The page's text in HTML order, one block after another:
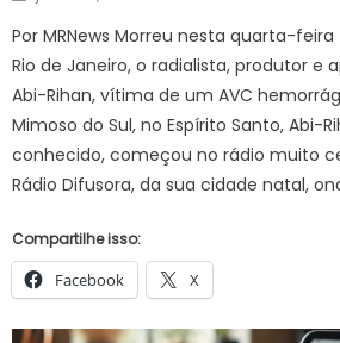
on
Por MRNews Morreu nesta quarta-
Rio de Janeiro, o radialista, produtor e
Abi-Rihan, vítima de um AVC
Mimoso do Sul, no Espírito Santo, Abi-
conhecido, começou no rádio muito
Rádio Difusora, da sua cidade natal,
Compartilhe isso:
Facebook X